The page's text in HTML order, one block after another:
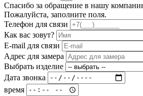
Спасибо за обращение в нашу
Пожалуйста, заполните поля.
Телефон для связи
Как вас зовут?
E-mail для связи
Адрес для замера
Выбрать изделие
Дата звонка
время